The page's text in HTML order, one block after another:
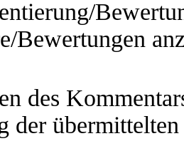
Bewertungen
des
der